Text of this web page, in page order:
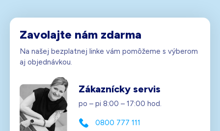
Zavolajte nám zdarma
Na našej bezplatnej linke vám pomôžeme s výberom
aj objednávkou.
Zákaznícky servis
po – pi 8:00 – 17:00 hod.
0800 777 111